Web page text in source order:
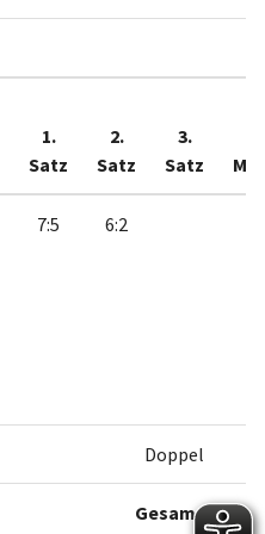
1.
Satz
2.
Satz
3.
Satz
7:5 6:2
Doppel
Gesamt